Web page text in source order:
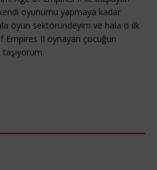
oyunumu yapmaya kadar
oyun sektöründeyim ve hala o ilk
Empires II oynayan çocuğun